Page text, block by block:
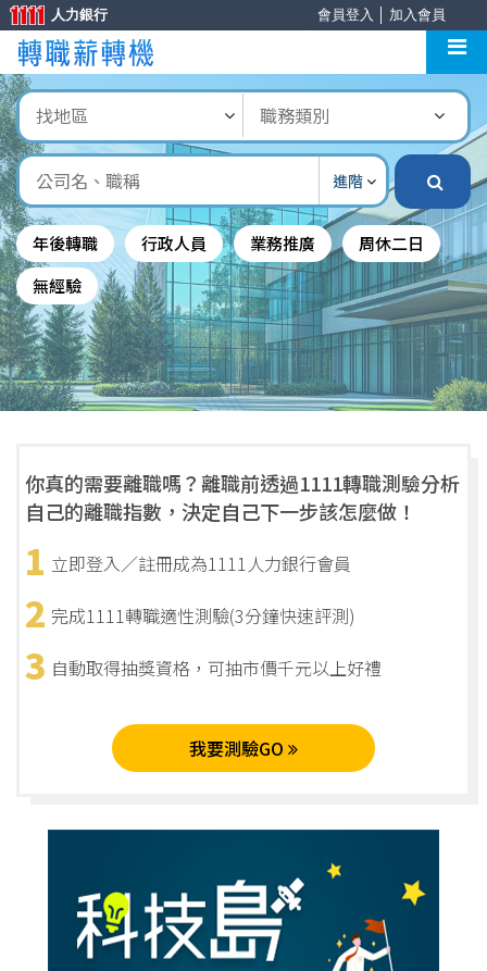
會員登入 加入會員
人力銀行
進階
年後轉職 行政人員 業務推廣
周休二日
無經驗
你真的需要離職嗎？離職前透過1111轉職測驗分析
自己的離職指數，決定自己下一步該怎麼做！
1 立即登入／註冊成為1111人力銀行會員
2 完成1111轉職適性測驗(3分鐘快速評測)
3 自動取得抽獎資格，可抽市價千元以上好禮
我要測驗GO